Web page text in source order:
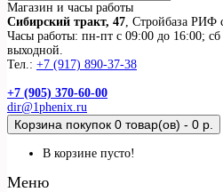
Магазин и часы работы
Сибирский тракт, 47, Стройбаза РИФ
Часы работы: пн-пт с 09:00 до 16:00;
выходной.
Тел.: +7 (917) 890-37-38
+7 (905) 370-60-00
dir@1phenix.ru
Корзина покупок 0 товар(ов) - 0 р.
В корзине пусто!
Меню